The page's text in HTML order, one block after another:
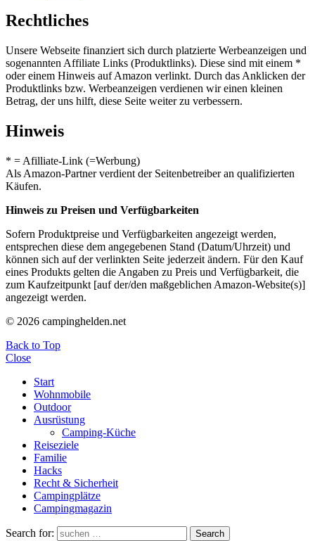
Rechtliches
Unsere Webseite finanziert sich durch platzierte Werbeanzeigen und
sogenannten Affiliate Links (Produktlinks). Diese sind mit einem *
oder einem Hinweis auf Amazon verlinkt. Durch das Anklicken der
Produktlinks bzw. Werbeanzeigen verdienen wir einen kleinen
Betrag, der uns hilft, diese Seite weiter zu verbessern.
Hinweis
* = Afilliate-Link (=Werbung)
Als Amazon-Partner verdient der Seitenbetreiber an qualifizierten
Käufen.
Hinweis zu Preisen und Verfügbarkeiten
Sofern Produktpreise und Verfügbarkeiten angezeigt werden,
entsprechen diese dem angegebenen Stand (Datum/Uhrzeit) und
können sich auf der verlinkten Seite jederzeit ändern. Für den Kauf
eines Produkts gelten die Angaben zu Preis und Verfügbarkeit, die
zum Kaufzeitpunkt [auf der/den maßgeblichen Amazon-Website(s)]
angezeigt werden.
© 2026 campinghelden.net
Back to Top
Close
Start
Wohnmobile
Outdoor
Ausrüstung
Camping-Küche
Reiseziele
Familie
Hacks
Recht & Sicherheit
Campingplätze
Campingmagazin
Search for: Search